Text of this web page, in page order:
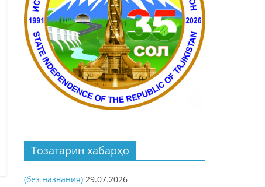
Тозатарин хабарҳо
(без названия) 29.07.2026